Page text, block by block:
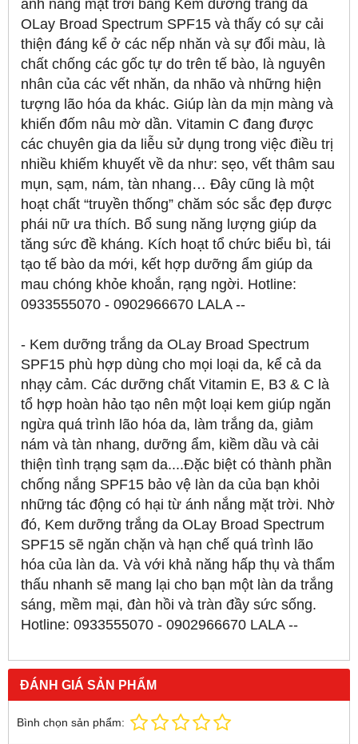
ánh nắng mặt trời bằng Kem dưỡng trắng da
OLay Broad Spectrum SPF15 và thấy có sự cải
thiện đáng kể ở các nếp nhăn và sự đổi màu, là
chất chống các gốc tự do trên tế bào, là nguyên
nhân của các vết nhăn, da nhão và những hiện
tượng lão hóa da khác. Giúp làn da mịn màng và
khiến đốm nâu mờ dần. Vitamin C đang được
các chuyên gia da liễu sử dụng trong việc điều trị
nhiều khiếm khuyết về da như: sẹo, vết thâm sau
mụn, sạm, nám, tàn nhang… Đây cũng là một
hoạt chất “truyền thống” chăm sóc sắc đẹp được
phái nữ ưa thích. Bổ sung năng lượng giúp da
tăng sức đề kháng. Kích hoạt tổ chức biểu bì, tái
tạo tế bào da mới, kết hợp dưỡng ẩm giúp da
mau chóng khỏe khoắn, rạng ngời. Hotline:
0933555070 - 0902966670 LALA --
- Kem dưỡng trắng da OLay Broad Spectrum
SPF15 phù hợp dùng cho mọi loại da, kể cả da
nhạy cảm. Các dưỡng chất Vitamin E, B3 & C là
tổ hợp hoàn hảo tạo nên một loại kem giúp ngăn
ngừa quá trình lão hóa da, làm trắng da, giảm
nám và tàn nhang, dưỡng ẩm, kiềm dầu và cải
thiện tình trạng sạm da....Đặc biệt có thành phần
chống nắng SPF15 bảo vệ làn da của bạn khỏi
những tác động có hại từ ánh nắng mặt trời. Nhờ
đó, Kem dưỡng trắng da OLay Broad Spectrum
SPF15 sẽ ngăn chặn và hạn chế quá trình lão
hóa của làn da. Và với khả năng hấp thụ và thẩm
thấu nhanh sẽ mang lại cho bạn một làn da trắng
sáng, mềm mại, đàn hồi và tràn đầy sức sống.
Hotline: 0933555070 - 0902966670 LALA --
ĐÁNH GIÁ SẢN PHẨM
Bình chọn sản phẩm: